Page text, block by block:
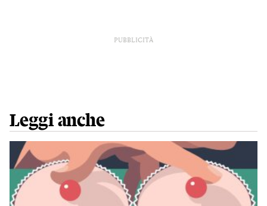
PUBBLICITÀ
Leggi anche